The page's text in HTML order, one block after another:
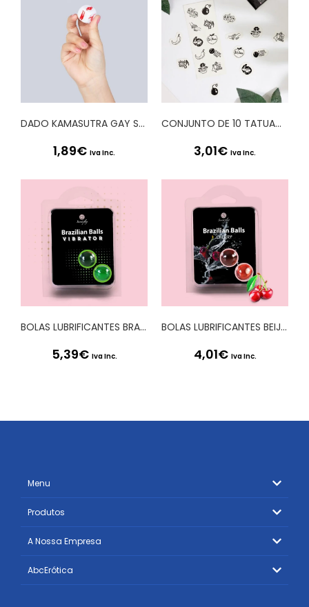
DADO KAMASUTRA GAY SECRET PLAY
1,89€ Iva Inc.
CONJUNTO DE 10 TATUAGENS TEMPORÁRIAS – SPICY COLLECTION CHIC TATTOO SECRET PLAY
3,01€ Iva Inc.
BOLAS LUBRIFICANTES BRAZILIAN BALLS SHOCK EFEITO VIBRADOR 2 x 4GR
5,39€ Iva Inc.
BOLAS LUBRIFICANTES BEIJÁVEIS BRAZILIAN BALLS SABOR A CEREJA 2 x 4GR
4,01€ Iva Inc.
Menu
Produtos
A Nossa Empresa
AbcErótica